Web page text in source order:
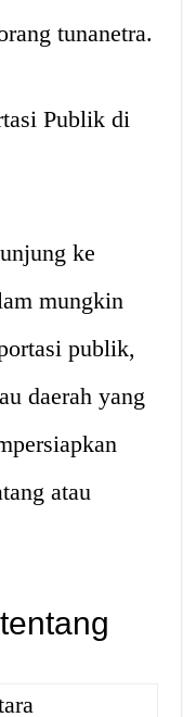
tunanetra.
Publik di
ke
mungkin
publik,
daerah yang
atau